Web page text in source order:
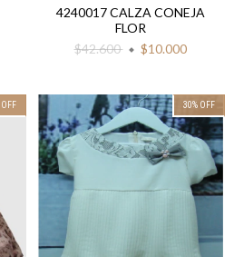
4240017 CALZA CONEJA
FLOR
$42.600
$10.000
OFF 30% OFF